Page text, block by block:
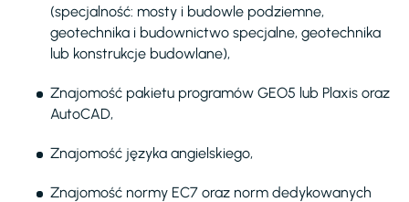
(specjalność: mosty i budowle podziemne,
geotechnika i budownictwo specjalne, geotechnika
lub konstrukcje budowlane),
Znajomość pakietu programów GEO5 lub Plaxis oraz
AutoCAD,
Znajomość języka angielskiego,
Znajomość normy EC7 oraz norm dedykowanych